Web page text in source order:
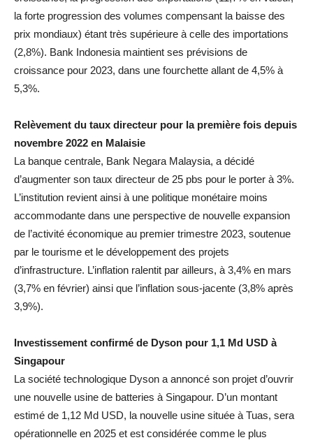
la forte progression des volumes compensant la baisse des
prix mondiaux) étant très supérieure à celle des importations
(2,8%). Bank Indonesia maintient ses prévisions de
croissance pour 2023, dans une fourchette allant de 4,5% à
5,3%.
Relèvement du taux directeur pour la première fois depuis
novembre 2022 en Malaisie
La banque centrale, Bank Negara Malaysia, a décidé
d’augmenter son taux directeur de 25 pbs pour le porter à 3%.
L’institution revient ainsi à une politique monétaire moins
accommodante dans une perspective de nouvelle expansion
de l’activité économique au premier trimestre 2023, soutenue
par le tourisme et le développement des projets
d’infrastructure. L’inflation ralentit par ailleurs, à 3,4% en mars
(3,7% en février) ainsi que l’inflation sous-jacente (3,8% après
3,9%).
Investissement confirmé de Dyson pour 1,1 Md USD à
Singapour
La société technologique Dyson a annoncé son projet d’ouvrir
une nouvelle usine de batteries à Singapour. D’un montant
estimé de 1,12 Md USD, la nouvelle usine située à Tuas, sera
opérationnelle en 2025 et est considérée comme le plus